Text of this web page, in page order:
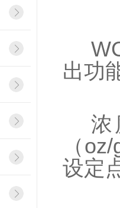
出功
浓
（
设定